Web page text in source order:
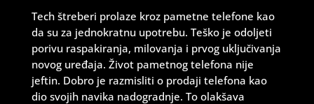
Tech štreberi prolaze kroz pametne telefone kao
da su za jednokratnu upotrebu. Teško je odoljeti
porivu raspakiranja, milovanja i prvog uključivanja
novog uređaja. Život pametnog telefona nije
jeftin. Dobro je razmisliti o prodaji telefona kao
dio svojih navika nadogradnje. To olakšava